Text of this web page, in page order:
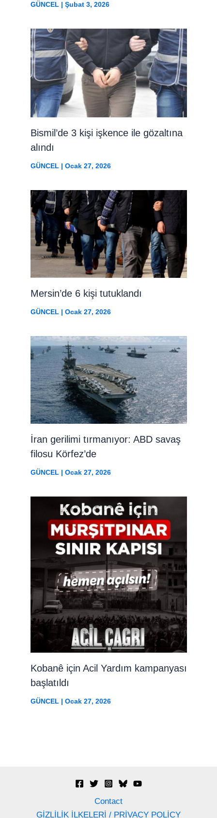
GÜNCEL | Şubat 3, 2026
Bismil’de 3 kişi işkence ile gözaltına
alındı
GÜNCEL | Ocak 27, 2026
Mersin’de 6 kişi tutuklandı
GÜNCEL| Ocak 27, 2026
İran gerilimi tırmanıyor: ABD savaş
filosu Körfez’de
GÜNCEL| Ocak 27, 2026
Kobanê için Acil Yardım kampanyası
başlatıldı
GÜNCEL | Ocak 27, 2026
Contact
GİZLİLİK İLKELERİ / PRİVACY POLİCY